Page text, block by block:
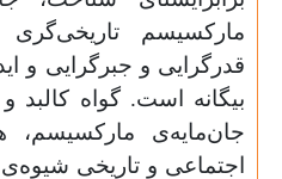
مارکسیسم
قدرگرایی و جبرگرایی و
بیگانه است. گواه
جان‌مایه‌ی مارکسیسم،
اجتماعی و تاریخی